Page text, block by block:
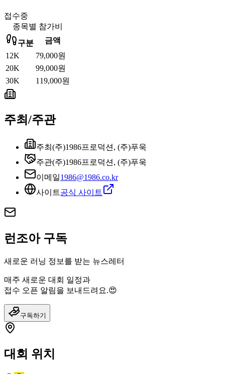
접수중
종목별 참가비
구분
금액
12K
79,000원
20K
99,000원
30K
119,000원
주최/주관
주최 (주)1986프로덕션, (주)푸욱
주관(주)1986프로덕션, (주)푸욱
이메일1986@1986.co.kr
사이트공식 사이트
런조아 구독
새로운 러닝 정보를 받는 뉴스레터
매주 새로운 대회 일정과
접수 오픈 알림을 보내드려요.😍
구독하기
대회 위치